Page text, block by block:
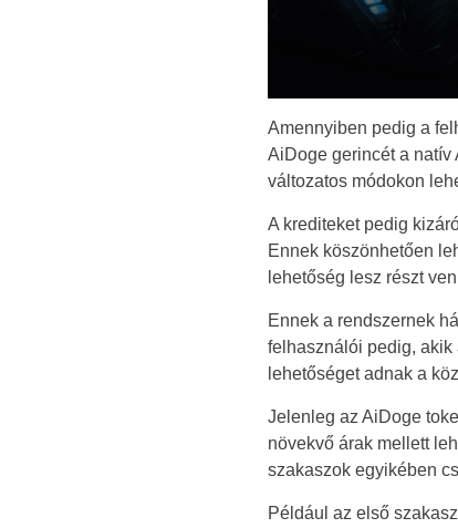
Amennyiben pedig a
AiDoge gerincét a natív
változatos módokon
A krediteket pedig
Ennek köszönhetően
lehetőség lesz részt
Ennek a rendszernek
felhasználói pedig, akik
lehetőséget adnak a
Jelenleg az AiDoge
növekvő árak mellett
szakaszok egyikében
Például az első